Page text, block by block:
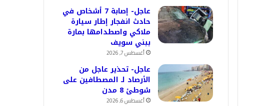
عاجل- إصابة 7 أشخاص في
حادث انفجار إطار سيارة
ملاكي واصطدامها بمارة
ببني سويف
أغسطس 7, 2026
عاجل- تحذير عاجل من
الأرصاد لـ المصطافين على
شوطئ 8 مدن
أغسطس 6, 2026